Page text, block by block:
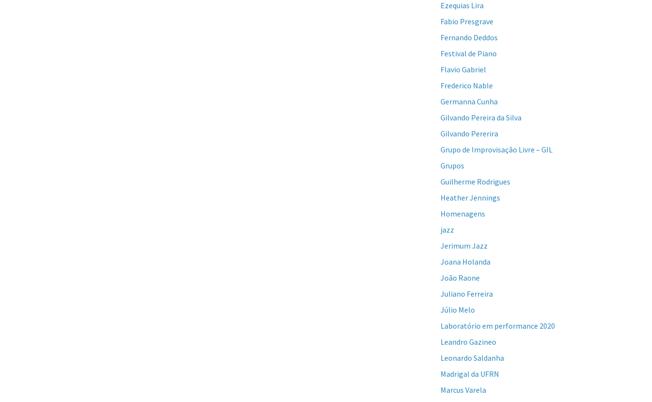
Ezequias Lira
Fabio Presgrave
Fernando Deddos
Festival de Piano
Flavio Gabriel
Frederico Nable
Germanna Cunha
Gilvando Pereira da Silva
Gilvando Pererira
Grupo de Improvisação Livre – GIL
Grupos
Guilherme Rodrigues
Heather Jennings
Homenagens
jazz
Jerimum Jazz
Joana Holanda
João Raone
Juliano Ferreira
Júlio Melo
Laboratório em performance 2020
Leandro Gazineo
Leonardo Saldanha
Madrigal da UFRN
Marcus Varela